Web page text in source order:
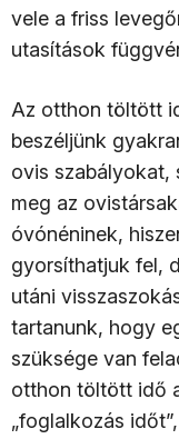
vele a friss
utasítások
Az otthon töltött
beszéljünk
ovis szabályokat,
meg az
óvónéninek,
gyorsíthatjuk fel,
utáni
tartanunk, hogy
szüksége van
otthon töltött idő
„foglalkozás